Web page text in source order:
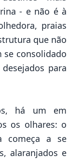
- e não é à
praias
que não
se consolidado
para
há um em
os olhares: o
começa a se
alaranjados e